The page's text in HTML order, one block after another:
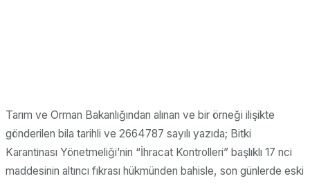
Tarım ve Orman Bakanlığından alınan ve bir örneği ilişikte
gönderilen bila tarihli ve 2664787 sayılı yazıda; Bitki
Karantinası Yönetmeliği’nin “İhracat Kontrolleri” başlıklı 17 nci
maddesinin altıncı fıkrası hükmünden bahisle, son günlerde eski